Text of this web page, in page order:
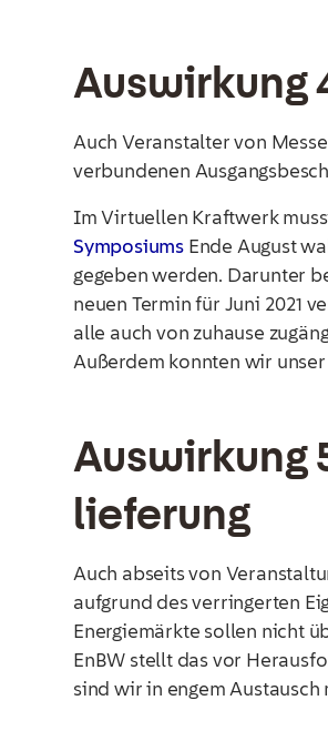
Auswirkung
Auch Veranstalter von
verbundenen
Im Virtuellen Kraftwerk
Symposiums Ende August
gegeben werden. Darunter
neuen Termin für Juni 2021
alle auch von zuhause
Außerdem konnten wir
Auswirkung
lieferung
Auch abseits von
aufgrund des verringerten
Energiemärkte sollen nicht
EnBW stellt das vor
sind wir in engem